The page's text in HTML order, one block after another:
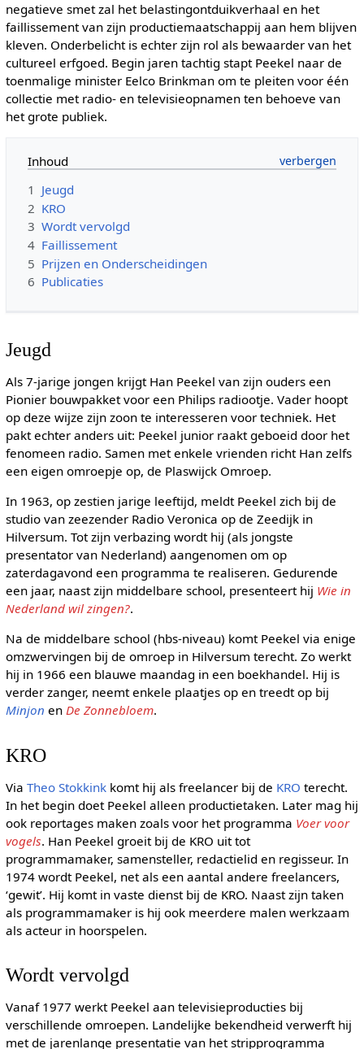
negatieve smet zal het belastingontduikverhaal en het
faillissement van zijn productiemaatschappij aan hem blijven
kleven. Onderbelicht is echter zijn rol als bewaarder van het
cultureel erfgoed. Begin jaren tachtig stapt Peekel naar de
toenmalige minister Eelco Brinkman om te pleiten voor één
collectie met radio- en televisieopnamen ten behoeve van
het grote publiek.
Inhoud
1 Jeugd
2 KRO
3 Wordt vervolgd
4 Faillissement
5 Prijzen en Onderscheidingen
6 Publicaties
Jeugd
Als 7-jarige jongen krijgt Han Peekel van zijn ouders een
Pionier bouwpakket voor een Philips radiootje. Vader hoopt
op deze wijze zijn zoon te interesseren voor techniek. Het
pakt echter anders uit: Peekel junior raakt geboeid door het
fenomeen radio. Samen met enkele vrienden richt Han zelfs
een eigen omroepje op, de Plaswijck Omroep.
In 1963, op zestien jarige leeftijd, meldt Peekel zich bij de
studio van zeezender Radio Veronica op de Zeedijk in
Hilversum. Tot zijn verbazing wordt hij (als jongste
presentator van Nederland) aangenomen om op
zaterdagavond een programma te realiseren. Gedurende
een jaar, naast zijn middelbare school, presenteert hij Wie in
Nederland wil zingen?.
Na de middelbare school (hbs-niveau) komt Peekel via enige
omzwervingen bij de omroep in Hilversum terecht. Zo werkt
hij in 1966 een blauwe maandag in een boekhandel. Hij is
verder zanger, neemt enkele plaatjes op en treedt op bij
Minjon en De Zonnebloem.
KRO
Via Theo Stokkinkkomt hij als freelancer bij de KRO terecht.
In het begin doet Peekel alleen productietaken. Later mag hij
ook reportages maken zoals voor het programma Voer voor
vogels. Han Peekel groeit bij de KRO uit tot
programmamaker, samensteller, redactielid en regisseur. In
1974 wordt Peekel, net als een aantal andere freelancers,
‘gewit’. Hij komt in vaste dienst bij de KRO. Naast zijn taken
als programmamaker is hij ook meerdere malen werkzaam
als acteur in hoorspelen.
Wordt vervolgd
Vanaf 1977 werkt Peekel aan televisieproducties bij
verschillende omroepen. Landelijke bekendheid verwerft hij
met de jarenlange presentatie van het stripprogramma